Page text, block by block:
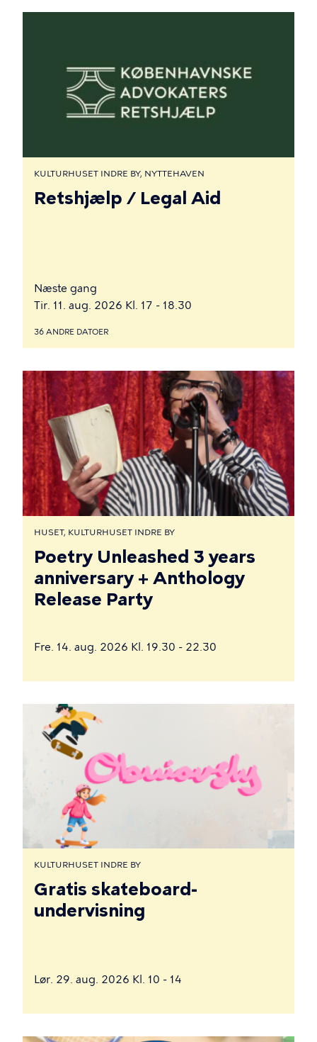
KULTURHUSET INDRE BY, NYTTEHAVEN
Retshjælp / Legal Aid
Næste gang
Tir. 11. aug. 2026 Kl. 17 - 18.30
36 ANDRE DATOER
HUSET, KULTURHUSET INDRE BY
Poetry Unleashed 3 years
anniversary + Anthology
Release Party
Fre. 14. aug. 2026 Kl. 19.30 - 22.30
KULTURHUSET INDRE BY
Gratis skateboard-
undervisning
Lør. 29. aug. 2026 Kl. 10 - 14